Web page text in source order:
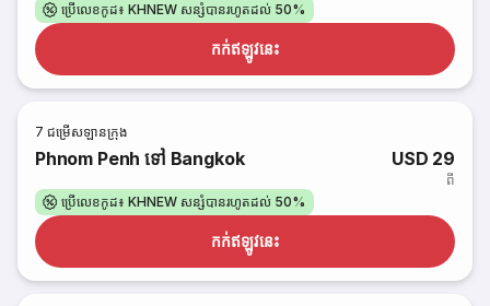
ប្រើលេខកូដ៖ KHNEW សន្សំបានរហូតដល់ 50%
កក់​ឥឡូវនេះ
7 ជម្រើសឡានក្រុង
Phnom Penh ទៅ Bangkok USD 29
ពី
ប្រើលេខកូដ៖ KHNEW សន្សំបានរហូតដល់ 50%
កក់​ឥឡូវនេះ